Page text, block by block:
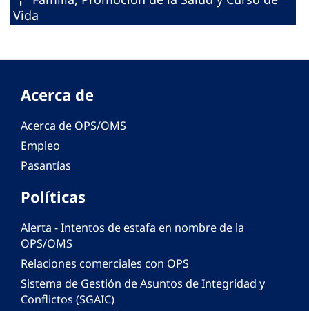
Vida
Acerca de
Acerca de OPS/OMS
Empleo
Pasantías
Políticas
Alerta - Intentos de estafa en nombre de la
OPS/OMS
Relaciones comerciales con OPS
Sistema de Gestión de Asuntos de Integridad y
Conflictos (SGAIC)